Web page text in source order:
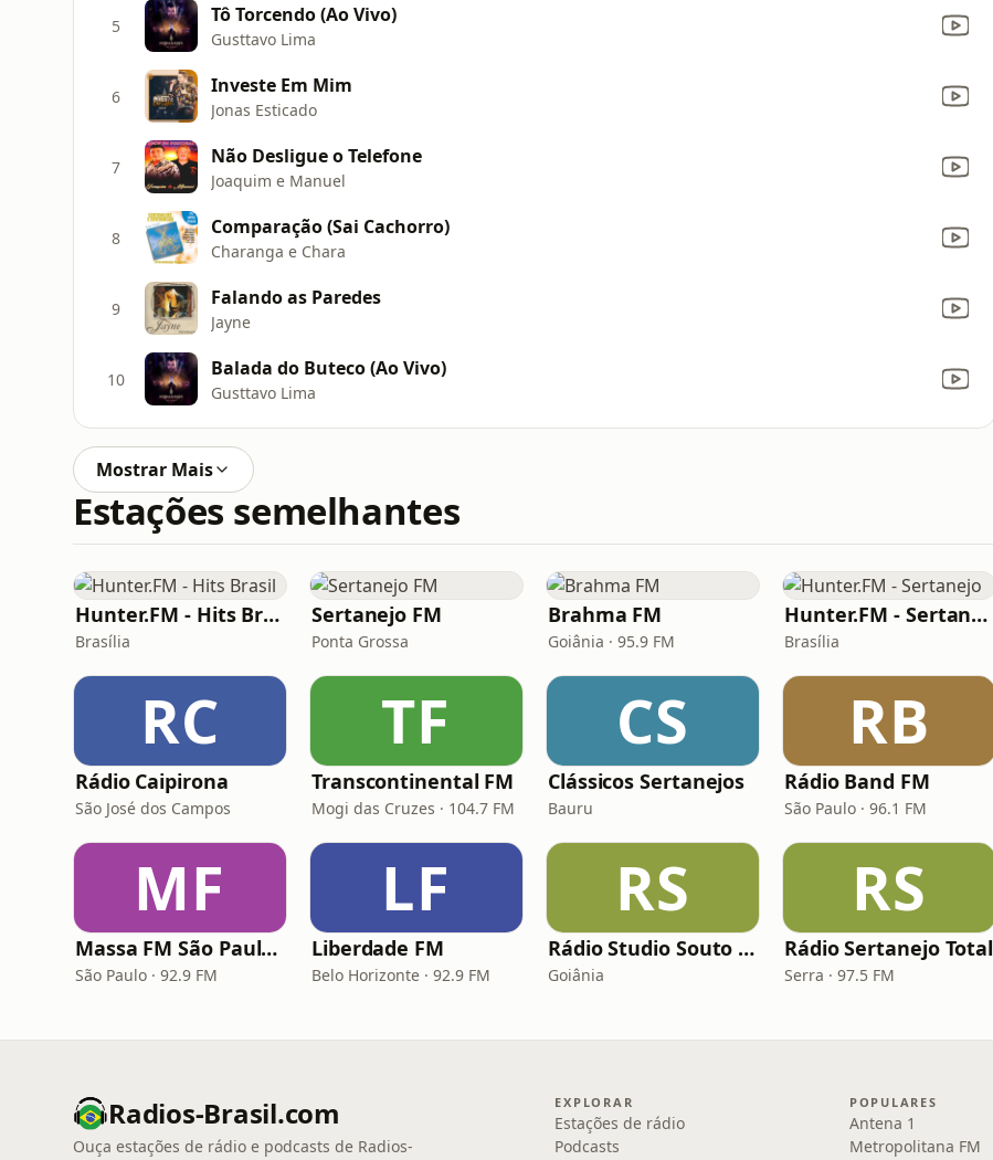
5 Tô Torcendo (Ao Vivo)
Gusttavo Lima
6 Investe Em Mim
Jonas Esticado
7 Não Desligue o Telefone
Joaquim e Manuel
8 Comparação (Sai Cachorro)
Charanga e Chara
9 Falando as Paredes
Jayne
10 Balada do Buteco (Ao Vivo)
Gusttavo Lima
Mostrar Mais
Estações semelhantes
Hunter.FM - Hits Brasil
Brasília
Sertanejo FM
Ponta Grossa
Brahma FM
Goiânia · 95.9 FM
Hunter.FM - Sertanejo
Brasília
RC
Rádio Caipirona
São José dos Campos
TF
Transcontinental FM
Mogi das Cruzes · 104.7 FM
CS
Clássicos Sertanejos
Bauru
RB
Rádio Band FM
São Paulo · 96.1 FM
MF
Massa FM São Paulo 92.9
São Paulo · 92.9 FM
LF
Liberdade FM
Belo Horizonte · 92.9 FM
RS
Rádio Studio Souto - Sertaneja
Goiânia
RS
Rádio Sertanejo Total
Serra · 97.5 FM
Radios-Brasil.com
Ouça estações de rádio e podcasts de Radios-
EXPLORAR
Estações de rádio
Podcasts
POPULARES
Antena 1
Metropolitana FM